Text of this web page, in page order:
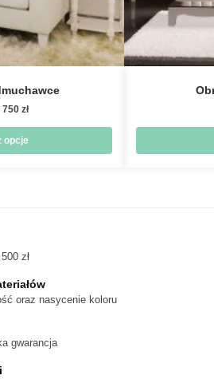
750 złZakres
od
180 zł
opcje
zł
oraz nasycenie koloru
gwarancja